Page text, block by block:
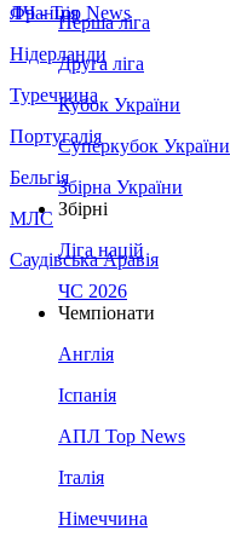
Франція
Нідерланди
Туреччина
Португалія
Бельгія
МЛС
Саудівська Аравія
ЛЧ - Top News
Перша ліга
Друга ліга
Кубок України
Суперкубок України
Збірна України
Збірні
Ліга націй
ЧС 2026
Чемпіонати
Англія
Іспанія
АПЛ Top News
Італія
Німеччина